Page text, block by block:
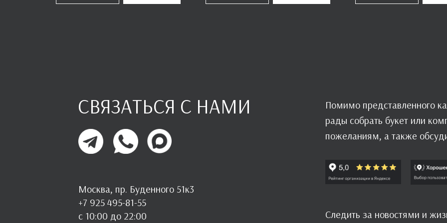
Москва, пр. Буденного 51к3
+7 925 495-81-55
с 10:00 до 22:00
СВЯЗАТЬСЯ С НАМИ
Помимо представленного
рады собрать букет или
пожеланиям, а также
Следить за новостями и